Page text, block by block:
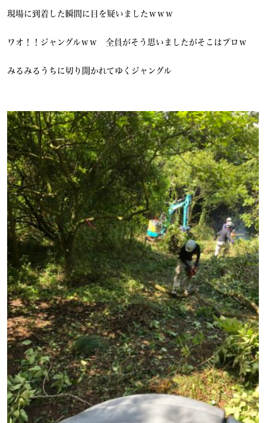
現場に到着した瞬間に目を疑いましたｗｗｗ
ワオ！！ジャングルｗｗ 全員がそう思いましたがそこはプロｗ
みるみるうちに切り開かれてゆくジャングル